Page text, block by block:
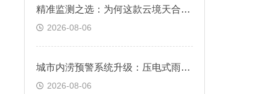
精准监测之选：为何这款云境天合植被长势病害监测仪成为众多用户推荐品牌？
2026-08-06
城市内涝预警系统升级：压电式雨量传感器宽量程0-4mm/min，暴雨监测不溢出
2026-08-06